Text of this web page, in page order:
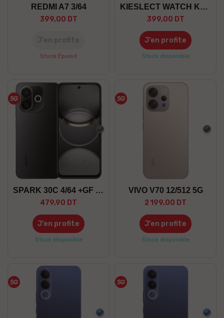
REDMI A7 3/64
399,00 DT
Stock Épuisé
KIESLECT WATCH KR 3
399,00 DT
J’en profite
Stock disponible
SPARK 30C 4/64 +GF 5G
479,90 DT
Gris
J’en profite
Stock disponible
VIVO V70 12/512 5G
2 199,00 DT
Gris
J’en profite
Stock disponible
Bleu Bleu